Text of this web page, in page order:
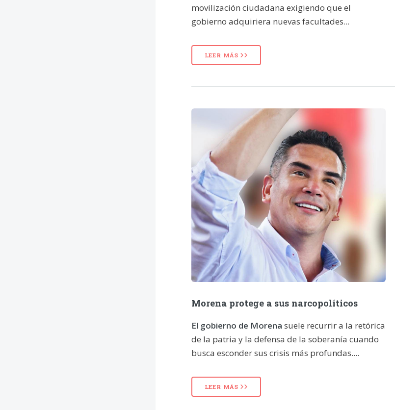
movilización ciudadana exigiendo que el
gobierno adquiriera nuevas facultades...
LEER MÁS
Morena protege a sus narcopolíticos
El gobierno de Morenasuele recurrir a la retórica
de la patria y la defensa de la soberanía cuando
busca esconder sus crisis más profundas....
LEER MÁS